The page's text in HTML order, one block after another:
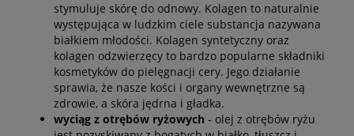
stymuluje skórę do odnowy. Kolagen to naturalnie
występująca w ludzkim ciele substancja nazywana
białkiem młodości. Kolagen syntetyczny oraz
kolagen odzwierzęcy to bardzo popularne składniki
kosmetyków do pielęgnacji cery. Jego działanie
sprawia, że nasze kości i organy wewnętrzne są
zdrowie, a skóra jędrna i gładka.
wyciąg z otrębów ryżowych - olej z otrębów ryżu